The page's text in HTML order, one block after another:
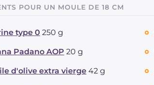
POUR UN MOULE DE 18 CM
type 0 250 g
Padano AOP 20 g
d'olive extra vierge 42 g